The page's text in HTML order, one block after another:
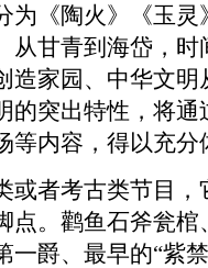
为《陶火》《玉
从甘青到海岱，
造家园、中华文明
的突出特性，将
等内容，得以充分
或者考古类节目，
点。鹳鱼石斧瓮棺
一爵、最早的“